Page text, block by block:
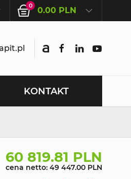
0 0.00 PLN
KONTAKT
60 819.81 PLN
cena netto: 49 447.00 PLN